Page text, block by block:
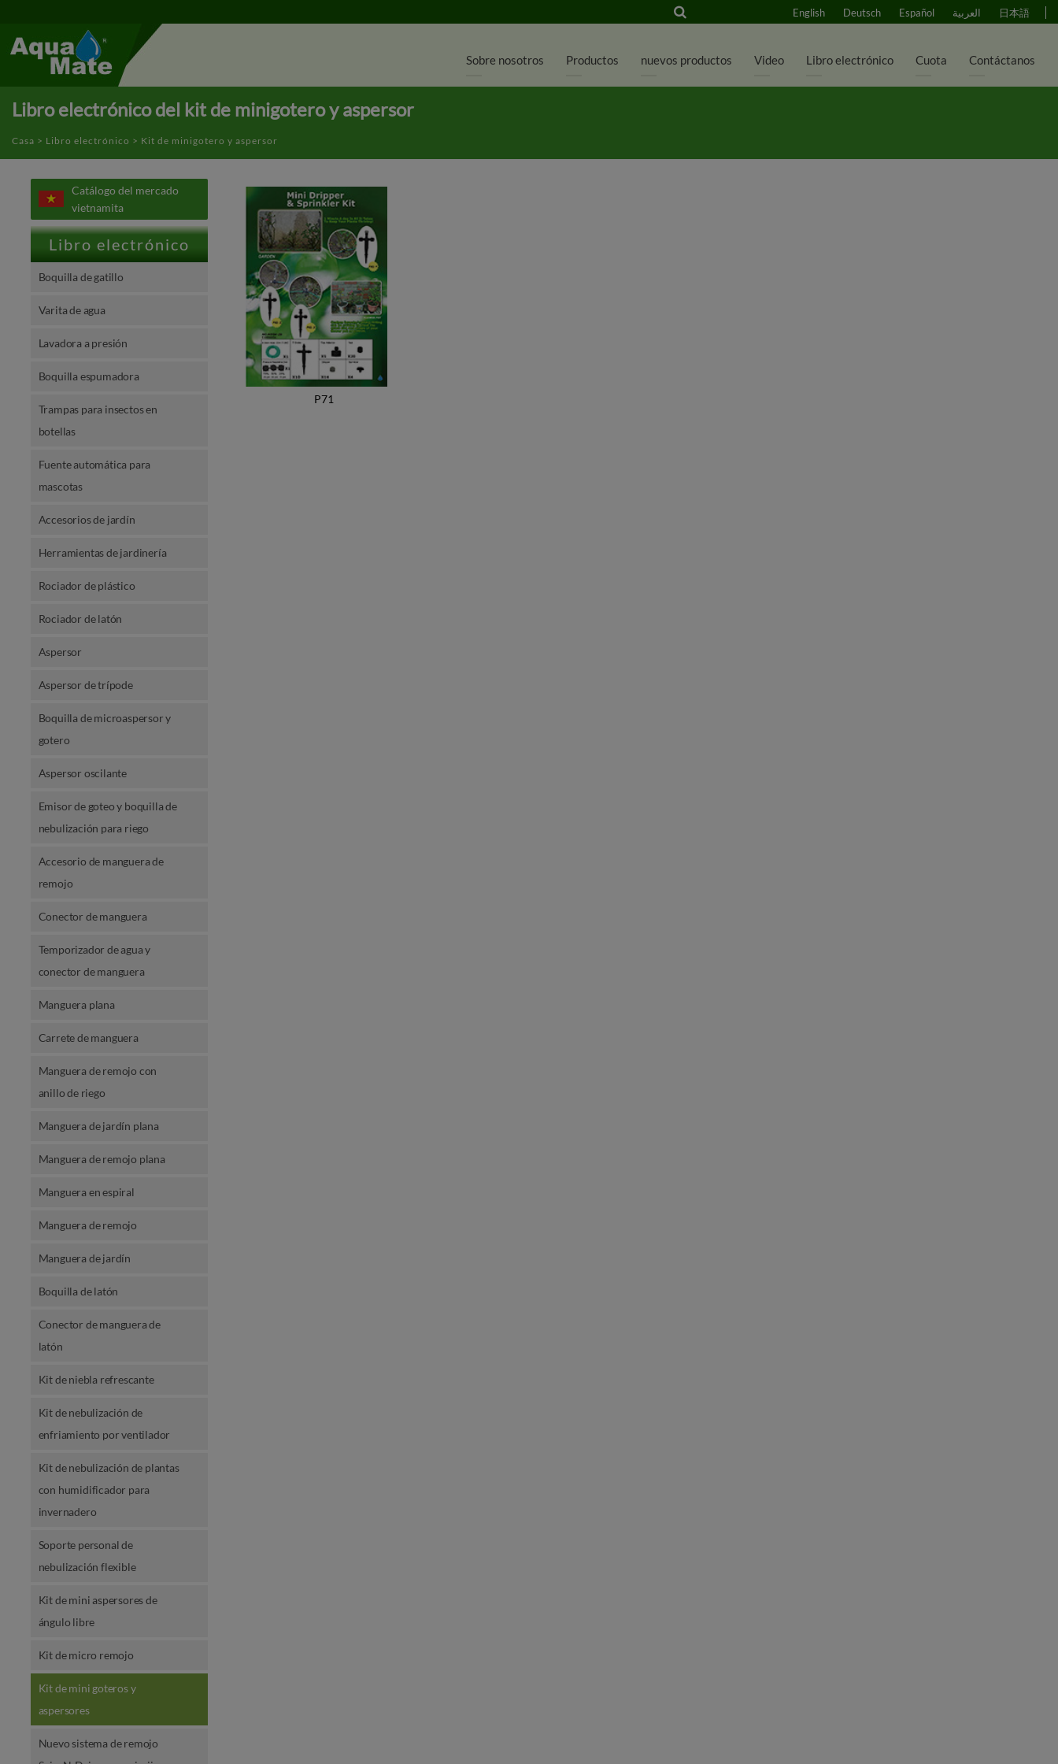
English Deutsch Español العربية 日本語
Sobre nosotros Productos nuevos productos Video Libro electrónico Cuota Contáctanos
Libro electrónico del kit de minigotero y aspersor
Casa > Libro electrónico > Kit de minigotero y aspersor
Catálogo del mercado
vietnamita
Libro electrónico
Boquilla de gatillo
Varita de agua
Lavadora a presión
Boquilla espumadora
Trampas para insectos en
botellas
Fuente automática para
mascotas
Accesorios de jardín
Herramientas de jardinería
Rociador de plástico
Rociador de latón
Aspersor
Aspersor de trípode
Boquilla de microaspersor y
gotero
Aspersor oscilante
Emisor de goteo y boquilla de
nebulización para riego
Accesorio de manguera de
remojo
Conector de manguera
Temporizador de agua y
conector de manguera
Manguera plana
Carrete de manguera
Manguera de remojo con
anillo de riego
Manguera de jardín plana
Manguera de remojo plana
Manguera en espiral
Manguera de remojo
Manguera de jardín
Boquilla de latón
Conector de manguera de
latón
Kit de niebla refrescante
Kit de nebulización de
enfriamiento por ventilador
Kit de nebulización de plantas
con humidificador para
invernadero
Soporte personal de
nebulización flexible
Kit de mini aspersores de
ángulo libre
Kit de micro remojo
Kit de mini goteros y
aspersores
Nuevo sistema de remojo
P71